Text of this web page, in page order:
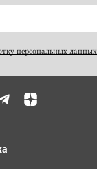
персональных данных